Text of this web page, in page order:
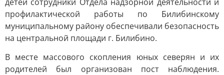
профилактической работы по Билибинскому
муниципальному району обеспечивали безопасность
на центральной площади г. Билибино.
В месте массового скопления юных северян и их
родителей был организован пост наблюдения.